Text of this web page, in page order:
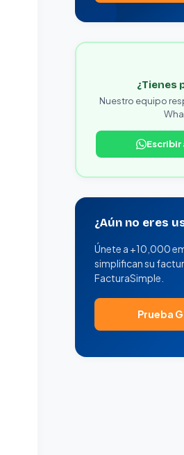
¿Tienes
Nuestro equipo
Escribir
¿Aún no eres
Únete a +10,000
simplifican su
FacturaSimple.
Prueba